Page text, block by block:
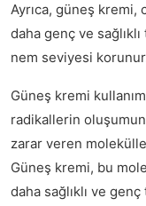
Ayrıca, güneş kremi,
daha genç ve
nem seviyesi
Güneş kremi
radikallerin
zarar veren
Güneş kremi, bu
daha sağlıklı ve